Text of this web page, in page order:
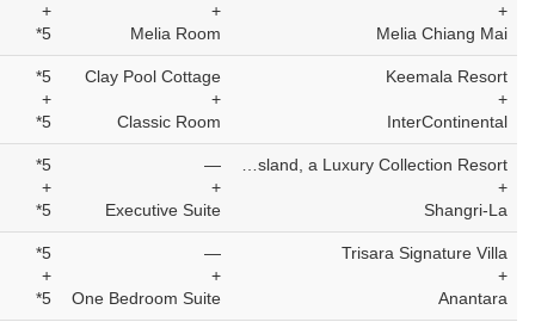
+
Melia Chiang Mai
+
Melia Room
+
5*
Keemala Resort
+
InterContinental
Clay Pool Cottage
+
Classic Room
5*
+
5*
The Naka Island, a Luxury Collection Resort
+
Shangri-La
—
+
Executive Suite
5*
+
5*
Trisara Signature Villa
+
Anantara
—
+
One Bedroom Suite
5*
+
5*